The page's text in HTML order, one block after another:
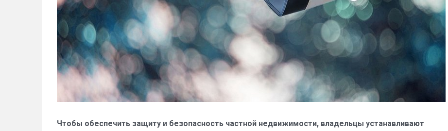
Чтобы обеспечить защиту и безопасность частной недвижимости, владельцы устанавливают